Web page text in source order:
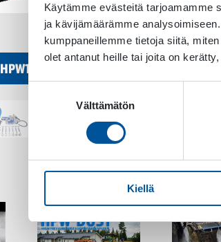
Käytämme evästeitä tarjoamamme
ja kävijämäärämme
kumppaneillemme tietoja siitä,
olet antanut heille tai joita on
Välttämätön
Kiellä
HPW160 Dust Kit for Sweeper